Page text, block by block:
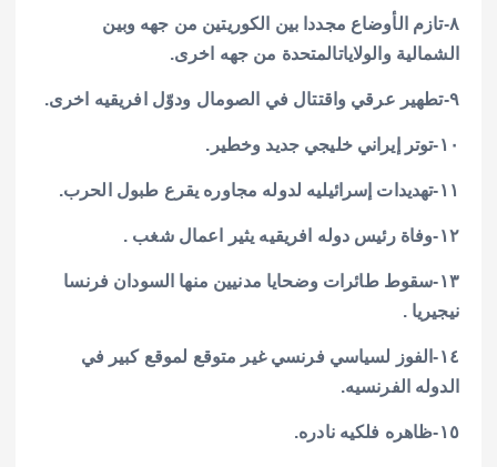
٨-تازم الأوضاع مجددا بين الكوريتين من جهه وبين
الشمالية والولاياتالمتحدة من جهه اخرى.
٩-تطهير عرقي واقتتال في الصومال ودوّل افريقيه اخرى.
١٠-توتر إيراني خليجي جديد وخطير.
١١-تهديدات إسرائيليه لدوله مجاوره يقرع طبول الحرب.
١٢-وفاة رئيس دوله افريقيه يثير اعمال شغب .
١٣-سقوط طائرات وضحايا مدنيين منها السودان فرنسا
نيجيريا .
١٤-الفوز لسياسي فرنسي غير متوقع لموقع كبير في
الدوله الفرنسيه.
١٥-ظاهره فلكيه نادره.